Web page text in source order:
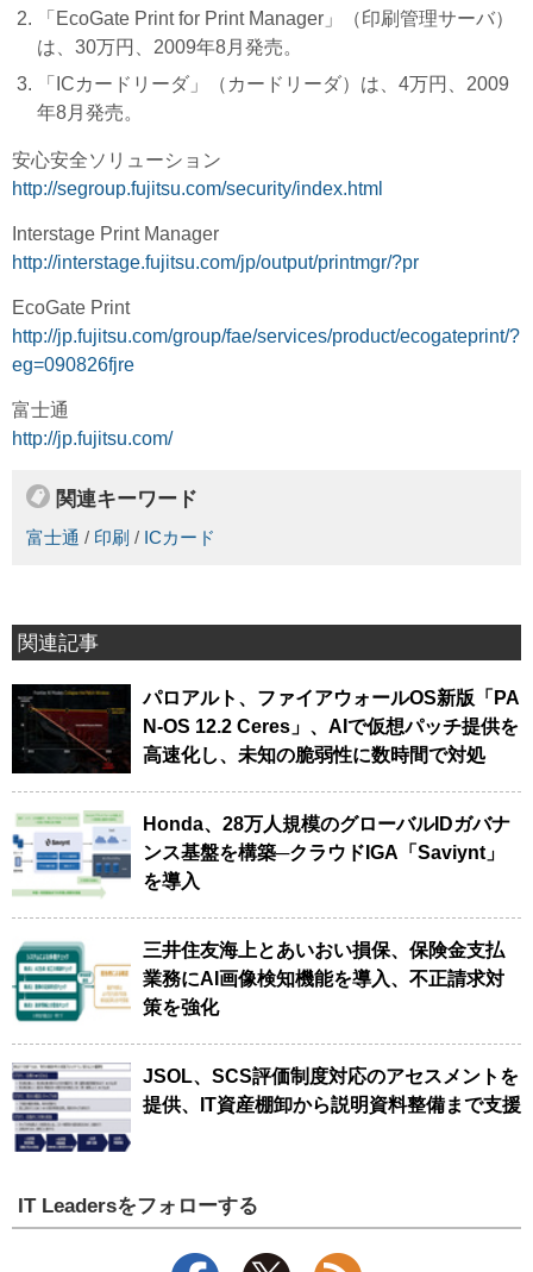
「EcoGate Print for Print Manager」（印刷管理サーバ）
は、30万円、2009年8月発売。
「ICカードリーダ」（カードリーダ）は、4万円、2009
年8月発売。
安心安全ソリューション
http://segroup.fujitsu.com/security/index.html
Interstage Print Manager
http://interstage.fujitsu.com/jp/output/printmgr/?pr
EcoGate Print
http://jp.fujitsu.com/group/fae/services/product/ecogateprint/?
eg=090826fjre
富士通
http://jp.fujitsu.com/
関連キーワード
富士通 / 印刷 / ICカード
関連記事
パロアルト、ファイアウォールOS新版「PA
N-OS 12.2 Ceres」、AIで仮想パッチ提供を
高速化し、未知の脆弱性に数時間で対処
Honda、28万人規模のグローバルIDガバナ
ンス基盤を構築─クラウドIGA「Saviynt」
を導入
三井住友海上とあいおい損保、保険金支払
業務にAI画像検知機能を導入、不正請求対
策を強化
JSOL、SCS評価制度対応のアセスメントを
提供、IT資産棚卸から説明資料整備まで支援
IT Leadersをフォローする